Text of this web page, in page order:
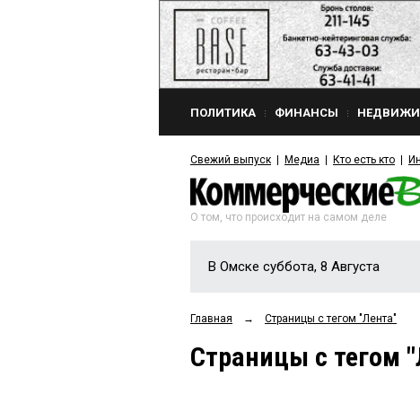
ПОЛИТИКА ФИНАНСЫ
Свежий выпуск Медиа Кто есть кто
О том, что происходит на самом деле
В Омске суббота, 8 Августа
Главная → Страницы c тегом "Лента"
Страницы c тегом